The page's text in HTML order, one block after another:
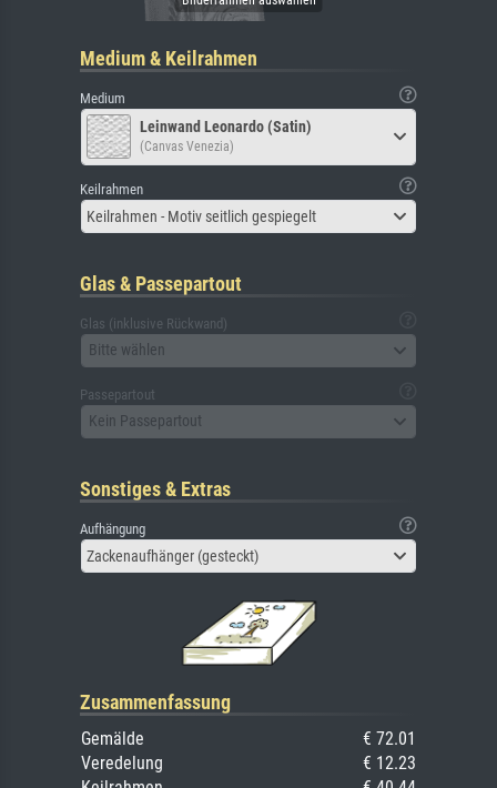
Medium & Keilrahmen
Medium
Leinwand Leonardo (Satin)
(Canvas Venezia)
Keilrahmen
Keilrahmen - Motiv seitlich gespiegelt
Glas & Passepartout
Glas (inklusive Rückwand)
Bitte wählen
Passepartout
Kein Passepartout
Sonstiges & Extras
Aufhängung
Zackenaufhänger (gesteckt)
Zusammenfassung
Gemälde
€ 72.01
Veredelung
€ 12.23